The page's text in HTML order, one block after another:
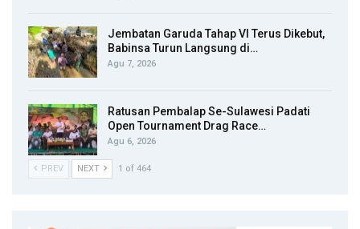
Jembatan Garuda Tahap VI Terus Dikebut,
Babinsa Turun Langsung di…
Agu 7, 2026
Ratusan Pembalap Se-Sulawesi Padati
Open Tournament Drag Race…
Agu 6, 2026
PREV NEXT 1 of 464